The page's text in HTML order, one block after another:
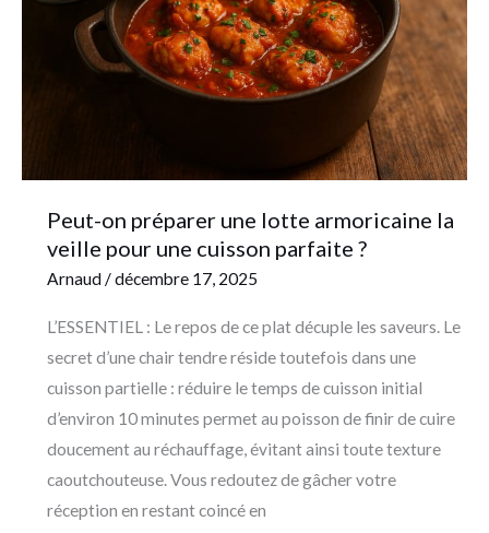
Peut-on préparer une lotte armoricaine la
veille pour une cuisson parfaite ?
Arnaud/décembre 17, 2025
L’ESSENTIEL : Le repos de ce plat décuple les saveurs. Le
secret d’une chair tendre réside toutefois dans une
cuisson partielle : réduire le temps de cuisson initial
d’environ 10 minutes permet au poisson de finir de cuire
doucement au réchauffage, évitant ainsi toute texture
caoutchouteuse. Vous redoutez de gâcher votre
réception en restant coincé en
lotte
armoricaine
parfaite